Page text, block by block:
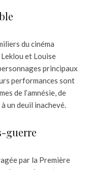
du cinéma
et Louise
principaux
performances sont
de l’amnésie, de
un deuil inachevé.
guerre
par la Première